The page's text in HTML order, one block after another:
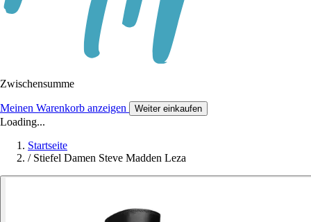
Zwischensumme
Meinen Warenkorb anzeigen Weiter einkaufen
Loading...
Startseite
/ Stiefel Damen Steve Madden Leza